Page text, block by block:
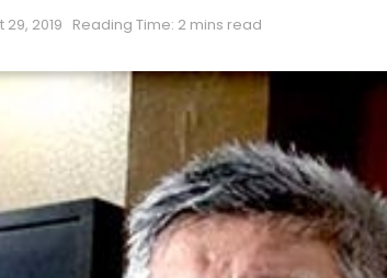
29, 2019 Reading Time: 2 mins read